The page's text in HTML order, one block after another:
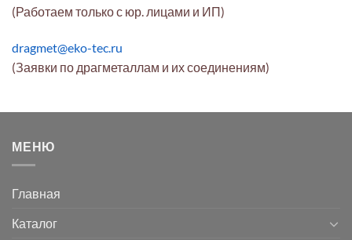
(Работаем только с юр. лицами и ИП)
dragmet@eko-tec.ru
(Заявки по драгметаллам и их соединениям)
МЕНЮ
Главная
Каталог